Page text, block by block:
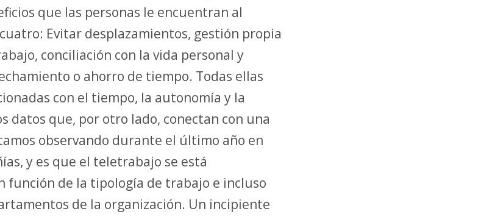
que las personas le encuentran al
Evitar desplazamientos, gestión propia
conciliación con la vida personal y
o ahorro de tiempo. Todas ellas
con el tiempo, la autonomía y la
datos que, por otro lado, conectan con una
observando durante el último año en
y es que el teletrabajo se está
función de la tipología de trabajo e incluso
de la organización. Un incipiente